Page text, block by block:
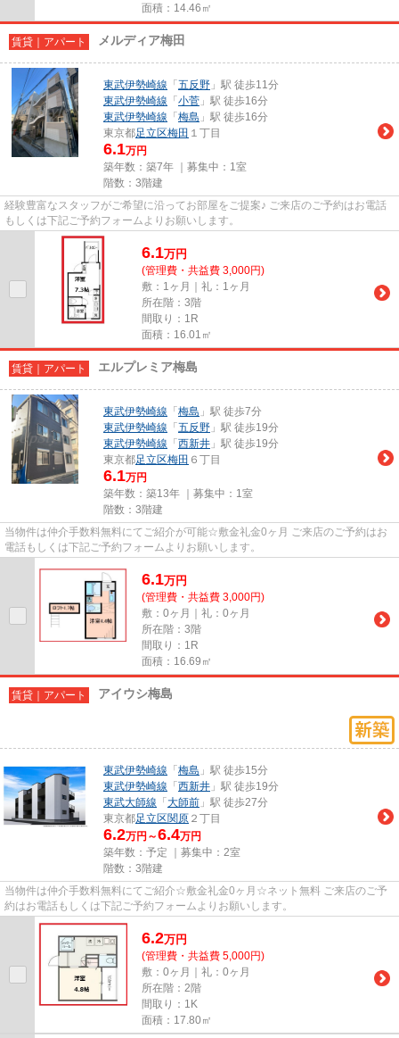
面積：14.46㎡
賃貸｜アパート メルディア梅田
東武伊勢崎線 「 五反野 」駅 徒歩11分
東武伊勢崎線 「 小菅 」駅 徒歩16分
東武伊勢崎線 「 梅島 」駅 徒歩16分
東京都足立区梅田 １丁目
6.1万円
築年数：築7年 ｜募集中： 1室
階数：3階建
経験豊富なスタッフがご希望に沿ってお部屋をご提案♪ ご来店のご予約はお電話
もしくは下記ご予約フォームよりお願いします。
6.1万円
(管理費・共益費 3,000円)
敷：1ヶ月｜礼：1ヶ月
所在階：3階
間取り：1R
面積：16.01㎡
賃貸｜アパート エルプレミア梅島
東武伊勢崎線 「 梅島 」駅 徒歩7分
東武伊勢崎線 「 五反野 」駅 徒歩19分
東武伊勢崎線 「 西新井 」駅 徒歩19分
東京都足立区梅田 ６丁目
6.1万円
築年数：築13年 ｜募集中： 1室
階数：3階建
当物件は仲介手数料無料にてご紹介が可能☆敷金礼金0ヶ月 ご来店のご予約はお
電話もしくは下記ご予約フォームよりお願いします。
6.1万円
(管理費・共益費 3,000円)
敷：0ヶ月｜礼：0ヶ月
所在階：3階
間取り：1R
面積：16.69㎡
賃貸｜アパート アイウシ梅島
東武伊勢崎線 「 梅島 」駅 徒歩15分
東武伊勢崎線 「 西新井 」駅 徒歩19分
東武大師線 「 大師前 」駅 徒歩27分
東京都足立区関原 ２丁目
6.2万円～6.4万円
築年数：予定 ｜募集中： 2室
階数：3階建
当物件は仲介手数料無料にてご紹介☆敷金礼金0ヶ月☆ネット無料 ご来店のご予
約はお電話もしくは下記ご予約フォームよりお願いします。
6.2万円
(管理費・共益費 5,000円)
敷：0ヶ月｜礼：0ヶ月
所在階：2階
間取り：1K
面積：17.80㎡